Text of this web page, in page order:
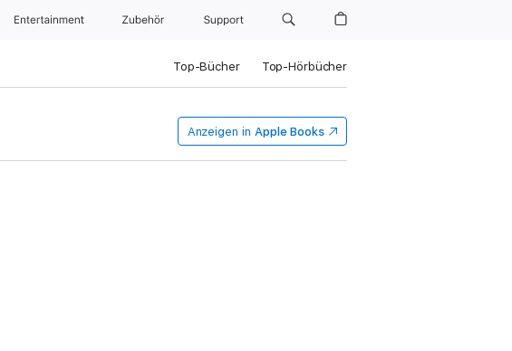
Entertainment Zubehör Support
Top-Bücher Top-Hörbücher
Anzeigen in Apple Books